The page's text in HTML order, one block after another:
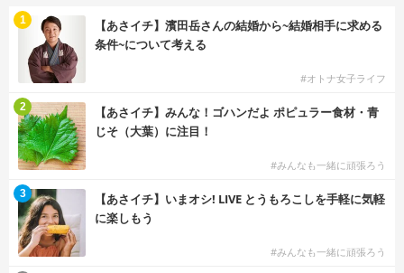
【あさイチ】濱田岳さんの結婚から~結婚相手に求める
条件~について考える
#オトナ女子ライフ
1
【あさイチ】みんな！ゴハンだよ ポピュラー食材・青
じそ（大葉）に注目！
#みんなも一緒に頑張ろう
2
【あさイチ】いまオシ! LIVE とうもろこしを手軽に気軽
に楽しもう
#みんなも一緒に頑張ろう
3